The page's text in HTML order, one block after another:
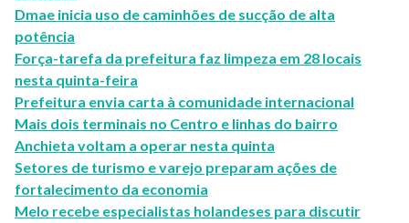
Dmae inicia uso de caminhões de sucção de alta
potência
Força-tarefa da prefeitura faz limpeza em 28 locais
nesta quinta-feira
Prefeitura envia carta à comunidade internacional
Mais dois terminais no Centro e linhas do bairro
Anchieta voltam a operar nesta quinta
Setores de turismo e varejo preparam ações de
fortalecimento da economia
Melo recebe especialistas holandeses para discutir